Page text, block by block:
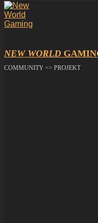
NEW WORLD
COMMUNITY <> PROJEKT